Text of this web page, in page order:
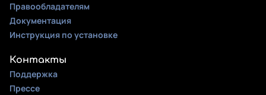
Правообладателям
Документация
Инструкция по установке
Контакты
Поддержка
Прессе